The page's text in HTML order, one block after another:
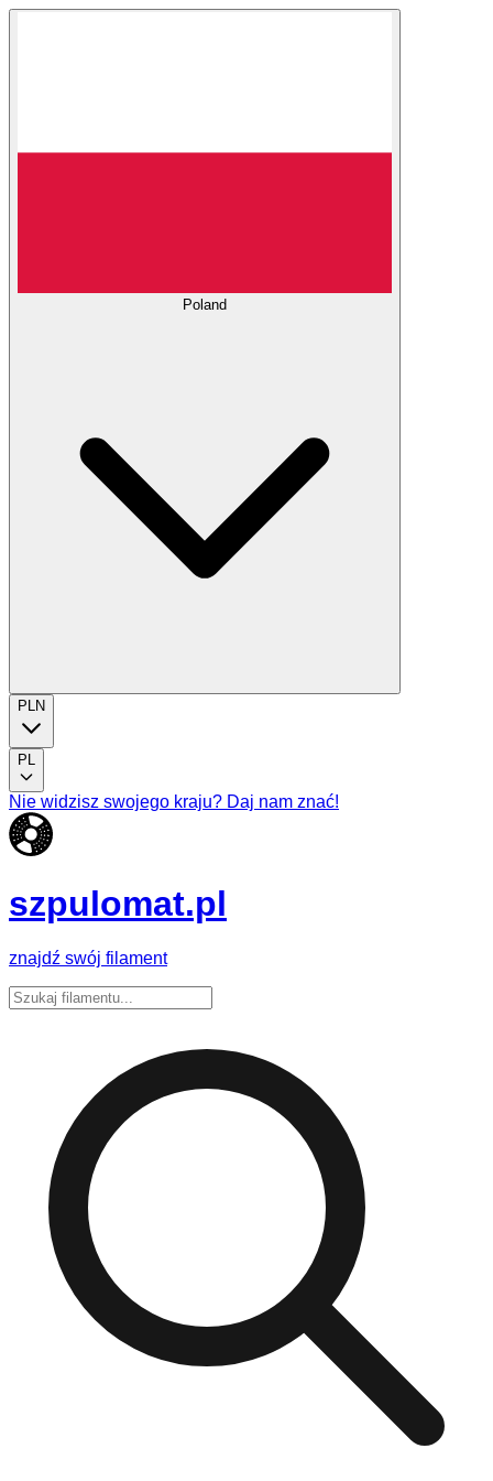
Poland
PLN
PL
Nie widzisz swojego kraju? Daj nam znać!
szpulomat.pl
znajdź swój filament